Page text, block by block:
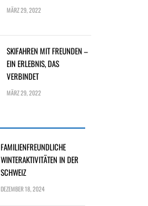
MÄRZ 29, 2022
SKIFAHREN MIT FREUNDEN –
EIN ERLEBNIS, DAS
VERBINDET
MÄRZ 29, 2022
FAMILIENFREUNDLICHE
WINTERAKTIVITÄTEN IN DER
SCHWEIZ
DEZEMBER 18, 2024